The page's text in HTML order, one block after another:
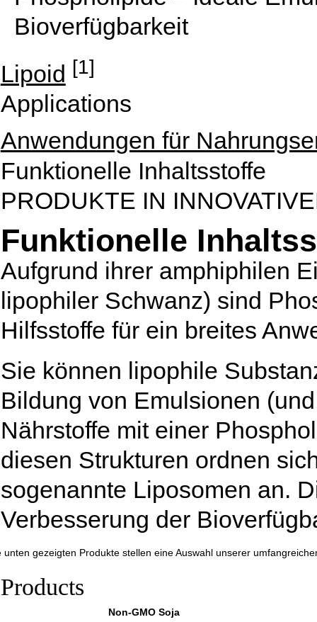
Bioverfügbarkeit
Lipoid [1]
Applications
Anwendungen für
Funktionelle Inhaltsstoffe
PRODUKTE IN
Funktionelle
Aufgrund ihrer amphiphilen
lipophiler Schwanz) sind
Hilfsstoffe für ein breites
Sie können lipophile
Bildung von Emulsionen
Nährstoffe mit einer
diesen Strukturen ordnen
sogenannte Liposomen an.
Verbesserung der
unten gezeigten Produkte stellen eine Auswahl unserer
Products
Non-GMO Soja